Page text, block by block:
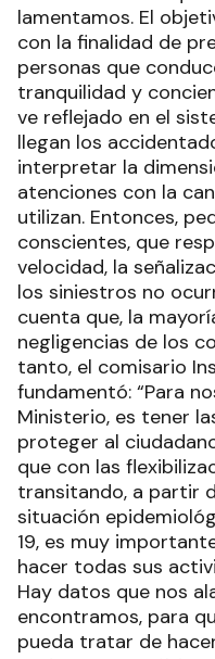
lamentamos. El
con la finalidad de
personas que
tranquilidad y
ve reflejado en el
llegan los
interpretar la
atenciones con la
utilizan. Entonces,
conscientes, que
velocidad, la
los siniestros no
cuenta que, la
negligencias de los
tanto, el comisario
fundamentó: “Para
Ministerio, es tener
proteger al
que con las
transitando, a partir
situación
19, es muy
hacer todas sus
Hay datos que nos
encontramos, para
pueda tratar de